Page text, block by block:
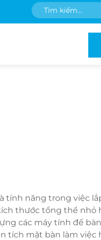
tính năng trong việc
thước tổng thể nhỏ
các máy tính để
tích mặt bàn làm việc